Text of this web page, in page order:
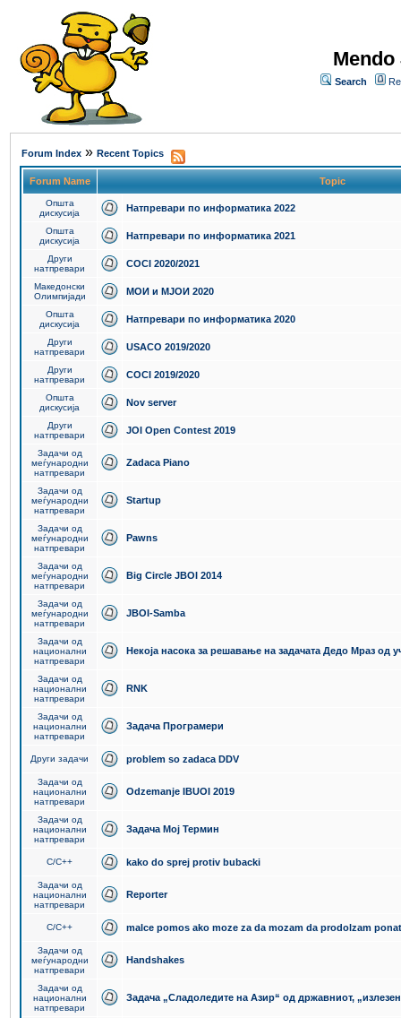
Search
Forum Index » Recent Topics
Forum Name Topic
Општа
дискусија
Натпревари по информатика 2022
Општа
дискусија
Натпревари по информатика 2021
Други
натпревари
COCI 2020/2021
Македонски
Олимпијади
МОИ и МЈОИ 2020
Општа
дискусија
Натпревари по информатика 2020
Други
натпревари
USACO 2019/2020
Други
натпревари
COCI 2019/2020
Општа
дискусија
Nov server
Други
натпревари
JOI Open Contest 2019
Задачи од
меѓународни
натпревари
Zadaca Piano
Задачи од
меѓународни
натпревари
Startup
Задачи од
меѓународни
натпревари
Pawns
Задачи од
меѓународни
натпревари
Big Circle JBOI 2014
Задачи од
меѓународни
натпревари
JBOI-Samba
Задачи од
национални
натпревари
Некоја насока за решавање на задачата Дедо Мраз од
Задачи од
национални
натпревари
RNK
Задачи од
национални
натпревари
Задача Програмери
Други задачи problem so zadaca DDV
Задачи од
национални
натпревари
Odzemanje IBUOI 2019
Задачи од
национални
натпревари
Задача Мој Термин
C/C++ kako do sprej protiv bubacki
Задачи од
национални
натпревари
Reporter
C/C++ malce pomos ako moze za da mozam da prodolzam
Задачи од
меѓународни
натпревари
Handshakes
Задачи од
национални
натпревари
Задача „Сладоледите на Азир“ од државниот,